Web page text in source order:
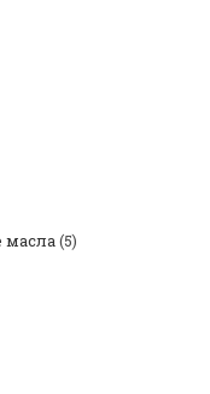
масла(5)